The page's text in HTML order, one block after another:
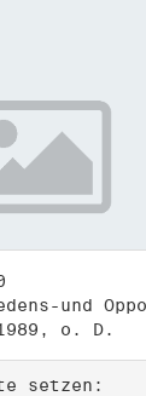
o. D.
setzen: